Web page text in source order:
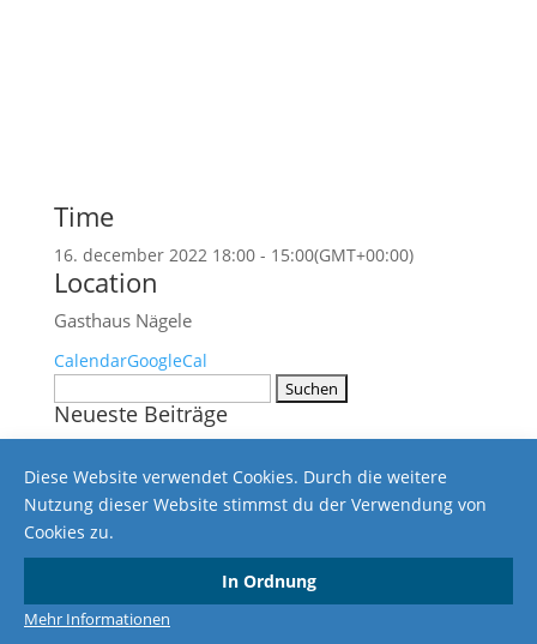
Time
16. december 2022 18:00 - 15:00(GMT+00:00)
Location
Gasthaus Nägele
CalendarGoogleCal
nach:
Neueste Beiträge
Ergebnisse vom 10.02.2018
Ergebnisse vom 3. November 2017
Ergebnisse vom 18. März 2017
Ergebnisse vom 25. Februar 2017
Datenschutzerklärung
Diese Website verwendet Cookies. Durch die weitere
Nutzung dieser Website stimmst du der Verwendung von
Cookies zu.
In Ordnung
Mehr Informationen